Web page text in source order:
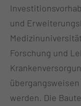
und
Forschung und
werden. Die